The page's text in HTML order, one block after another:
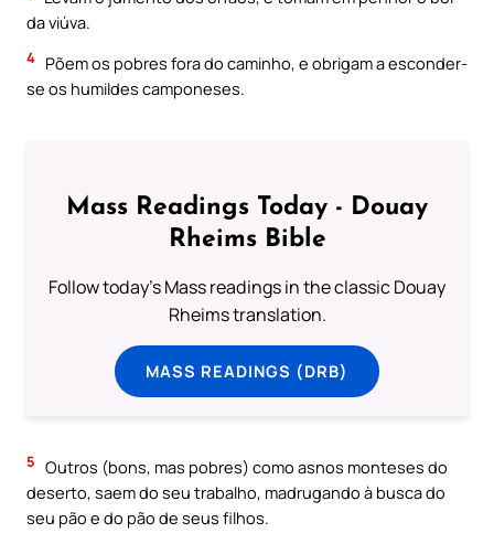
da viúva.
4 Põem os pobres fora do caminho, e obrigam a esconder-
se os humildes camponeses.
Mass Readings Today - Douay
Rheims Bible
Follow today's Mass readings in the classic Douay
Rheims translation.
MASS READINGS (DRB)
5 Outros (bons, mas pobres) como asnos monteses do
deserto, saem do seu trabalho, madrugando à busca do
seu pão e do pão de seus filhos.